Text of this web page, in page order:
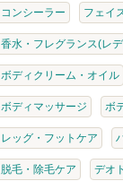
コンシーラー フェイ
香水・フレグランス(レ
ボディクリーム・オイル
ボディマッサージ ボ
レッグ・フットケア
脱毛・除毛ケア デオ